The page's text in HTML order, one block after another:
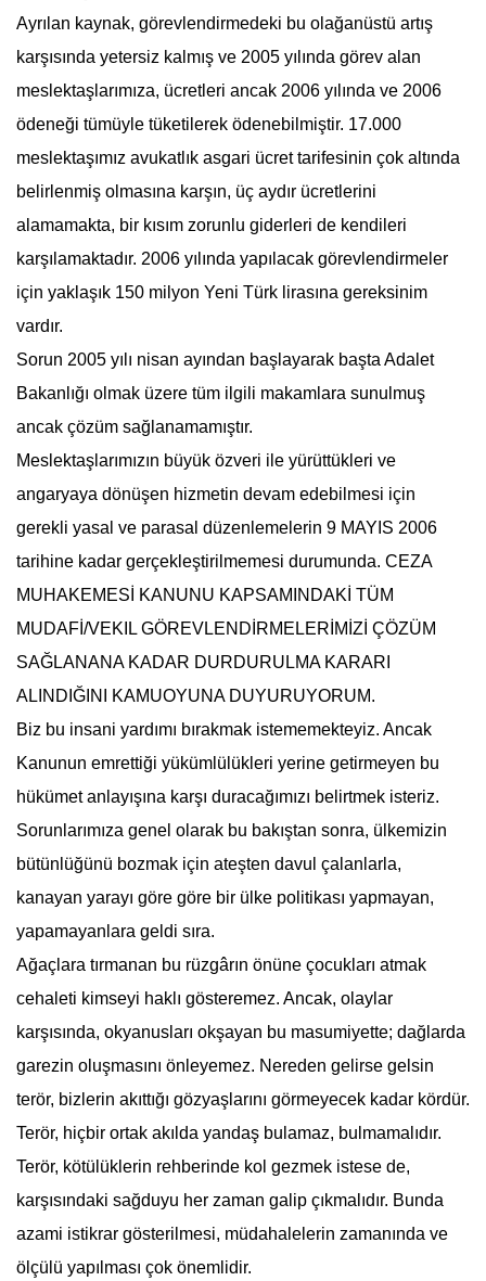
Ayrılan kaynak, görevlendirmedeki bu olağanüstü artış
karşısında yetersiz kalmış ve 2005 yılında görev alan
meslektaşlarımıza, ücretleri ancak 2006 yılında ve 2006
ödeneği tümüyle tüketilerek ödenebilmiştir. 17.000
meslektaşımız avukatlık asgari ücret tarifesinin çok altında
belirlenmiş olmasına karşın, üç aydır ücretlerini
alamamakta, bir kısım zorunlu giderleri de kendileri
karşılamaktadır. 2006 yılında yapılacak görevlendirmeler
için yaklaşık 150 milyon Yeni Türk lirasına gereksinim
vardır.
Sorun 2005 yılı nisan ayından başlayarak başta Adalet
Bakanlığı olmak üzere tüm ilgili makamlara sunulmuş
ancak çözüm sağlanamamıştır.
Meslektaşlarımızın büyük özveri ile yürüttükleri ve
angaryaya dönüşen hizmetin devam edebilmesi için
gerekli yasal ve parasal düzenlemelerin 9 MAYIS 2006
tarihine kadar gerçekleştirilmemesi durumunda. CEZA
MUHAKEMESİ KANUNU KAPSAMINDAKİ TÜM
MUDAFİ/VEKIL GÖREVLENDİRMELERİMİZİ ÇÖZÜM
SAĞLANANA KADAR DURDURULMA KARARI
ALINDIĞINI KAMUOYUNA DUYURUYORUM.
Biz bu insani yardımı bırakmak istememekteyiz. Ancak
Kanunun emrettiği yükümlülükleri yerine getirmeyen bu
hükümet anlayışına karşı duracağımızı belirtmek isteriz.
Sorunlarımıza genel olarak bu bakıştan sonra, ülkemizin
bütünlüğünü bozmak için ateşten davul çalanlarla,
kanayan yarayı göre göre bir ülke politikası yapmayan,
yapamayanlara geldi sıra.
Ağaçlara tırmanan bu rüzgârın önüne çocukları atmak
cehaleti kimseyi haklı gösteremez. Ancak, olaylar
karşısında, okyanusları okşayan bu masumiyette; dağlarda
garezin oluşmasını önleyemez. Nereden gelirse gelsin
terör, bizlerin akıttığı gözyaşlarını görmeyecek kadar kördür.
Terör, hiçbir ortak akılda yandaş bulamaz, bulmamalıdır.
Terör, kötülüklerin rehberinde kol gezmek istese de,
karşısındaki sağduyu her zaman galip çıkmalıdır. Bunda
azami istikrar gösterilmesi, müdahalelerin zamanında ve
ölçülü yapılması çok önemlidir.